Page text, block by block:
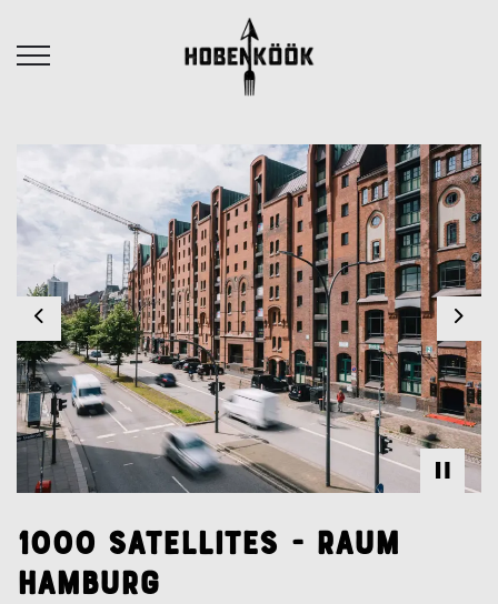
Previous
1000 Satellites - Raum
Hamburg